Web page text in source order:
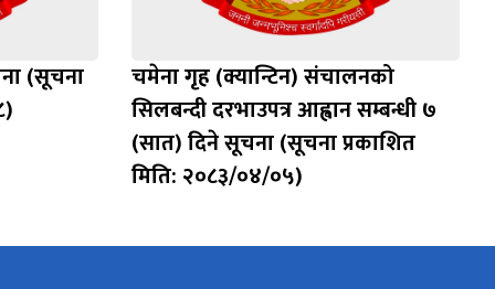
(सूचना
चमेना गृह (क्यान्टिन) संचालनको
सिलबन्दी दरभाउपत्र आह्वान सम्बन्धी ७
(सात) दिने सूचना (सूचना प्रकाशित
मिति: २०८३/०४/०५)